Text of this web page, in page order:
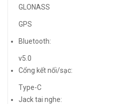
GLONASS
GPS
Bluetooth:
v5.0
Cổng kết nối/sạc:
Type-C
Jack tai nghe: